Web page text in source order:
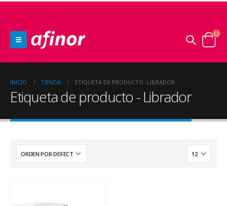
INICIO TIENDA ETIQUETA DE PRODUCTO -LIBRADOR
Etiqueta de producto - Librador